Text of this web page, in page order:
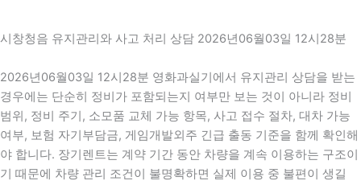
시창청음 유지관리와 사고 처리 상담 2026년06월03일 12시28분
2026년06월03일 12시28분 영화과실기에서 유지관리 상담을 받는
경우에는 단순히 정비가 포함되는지 여부만 보는 것이 아니라 정비
범위, 정비 주기, 소모품 교체 가능 항목, 사고 접수 절차, 대차 가능
여부, 보험 자기부담금, 게임개발외주 긴급 출동 기준을 함께 확인해
야 합니다. 장기렌트는 계약 기간 동안 차량을 계속 이용하는 구조이
기 때문에 차량 관리 조건이 불명확하면 실제 이용 중 불편이 생길